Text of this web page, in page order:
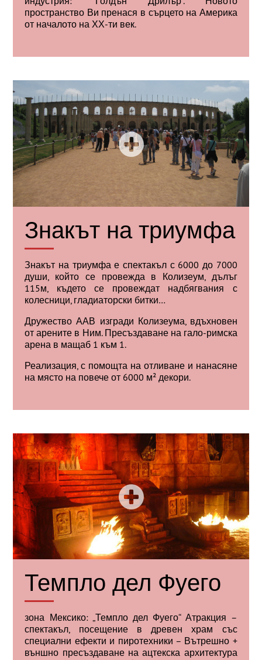
пространство Ви пренася в сърцето на Америка
от началото на ХХ-ти век.
Знакът на триумфа
Знакът на триумфа е спектакъл с 6000 до 7000
души, който се провежда в Колизеум, дълъг
115м, където се провеждат надбягвания с
колесници, гладиаторски битки…
Дружество ААВ изгради Колизеума, вдъхновен
от арените в Ним. Пресъздаване на гало-римска
арена в мащаб 1 към 1.
Реализация, с помощта на отливане и нанасяне
на място на повече от 6000 м² декори.
Темпло дел Фуего
зона Мексико: „Темпло дел Фуего“ Атракция –
спектакъл, посещение в древен храм със
специални ефекти и пиротехники – Вътрешно +
външно пресъздаване на ацтекска архитектура